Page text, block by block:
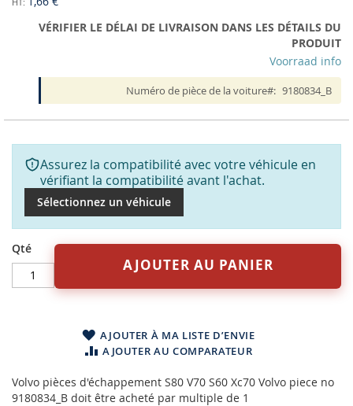
galleryVÉRIFIER LE DÉLAI DE LIVRAISON DANS LES DÉTAILS DU
PRODUIT
Voorraad info
Numéro de pièce de la voiture 9180834_B
Assurez la compatibilité avec votre véhicule en
vérifiant la compatibilité avant l'achat.
Sélectionnez un véhicule
Qté
AJOUTER AU PANIER
AJOUTER À MA LISTE D’ENVIE
AJOUTER AU COMPARATEUR
Volvo pièces d'échappement S80 V70 S60 Xc70 Volvo piece no
9180834_B doit être acheté par multiple de 1